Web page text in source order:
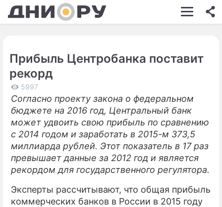
ШОУ-БИЗНЕС
КИНО
ЗДОРОВЬЕ
ЭКОНОМИКА
ПРОИСШЕСТВИЯ
СОННИК
СЕРИАЛЫ
Прибыль Центробанка поставит
рекорд
5997
Согласно проекту закона о федеральном
бюджете на 2016 год, Центральный банк
может удвоить свою прибыль по сравнению
с 2014 годом и заработать в 2015-м 373,5
миллиарда рублей. Этот показатель в 17 раз
превышает данные за 2012 год и является
рекордом для государственного регулятора.
Эксперты рассчитывают, что общая прибыль
коммерческих банков в России в 2015 году